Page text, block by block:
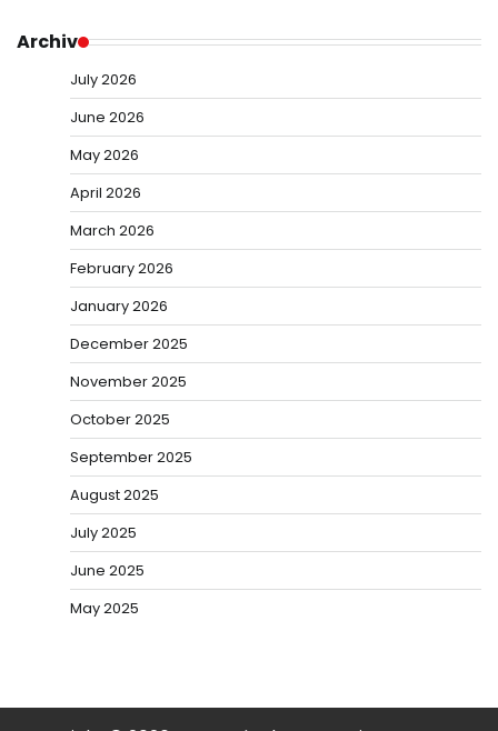
Archiv
July 2026
June 2026
May 2026
April 2026
March 2026
February 2026
January 2026
December 2025
November 2025
October 2025
September 2025
August 2025
July 2025
June 2025
May 2025